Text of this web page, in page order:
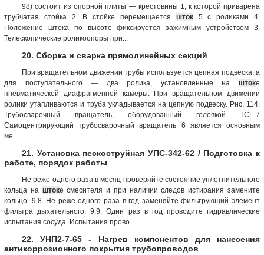
98) состоит из опорной плиты — крестовины 1, к которой приварена
трубчатая стойка 2. В стойке перемещается шток5 с роликами 4.
Положение штока по высоте фиксируется зажимным устройством 3.
Телескопические роликоопоры при...
20. Сборка и сварка прямолинейных секций
При вращательном движении трубы используется цепная подвеска, а
для поступательного — два ролика, установленные на штоке
пневматической диафрагменной камеры. При вращательном движении
ролики утапливаются и труба укладывается на цепную подвеску. Рис. 114.
Трубосварочный вращатель, оборудованный головкой ТСГ-7
Самоцентрирующий трубосварочный вращатель 6 является основным
ме...
21. Установка пескоструйная УПС-342-62 / Подготовка к
работе, порядок работы
Не реже одного раза в месяц проверяйте состояние уплотнительного
кольца на штоке смесителя и при наличии следов истирания замените
кольцо. 9.8. Не реже одного раза в год заменяйте фильтрующий элемент
фильтра дыхательного. 9.9. Один раз в год проводите гидравлические
испытания сосуда. Испытания прово...
22. УНП2-7-65 - Нагрев компонентов для нанесения
антикоррозионного покрытия трубопроводов